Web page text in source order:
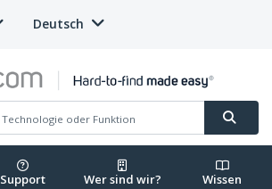
Deutsch
Support Wer sind wir? Wissen